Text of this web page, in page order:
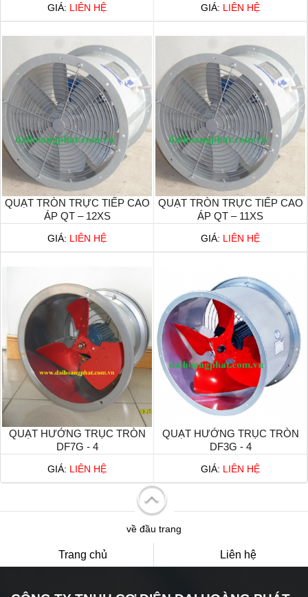
GIÁ: LIÊN HỆ GIÁ: LIÊN HỆ
QUẠT TRÒN TRỰC TIẾP CAO
ÁP QT – 12XS
GIÁ: LIÊN HỆ
QUẠT TRÒN TRỰC TIẾP CAO
ÁP QT – 11XS
GIÁ: LIÊN HỆ
QUẠT HƯỚNG TRỤC TRÒN
DF7G - 4
GIÁ: LIÊN HỆ
QUẠT HƯỚNG TRỤC TRÒN
DF3G - 4
GIÁ: LIÊN HỆ
về đầu trang
Trang chủ Liên hệ